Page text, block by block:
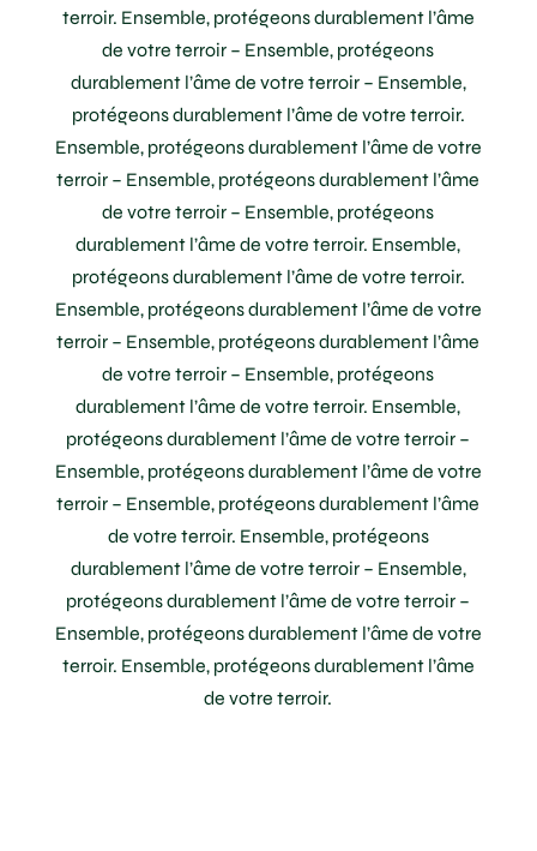
terroir. Ensemble, protégeons durablement l’âme
de votre terroir – Ensemble, protégeons
durablement l’âme de votre terroir – Ensemble,
protégeons durablement l’âme de votre terroir.
Ensemble, protégeons durablement l’âme de votre
terroir – Ensemble, protégeons durablement l’âme
de votre terroir – Ensemble, protégeons
durablement l’âme de votre terroir. Ensemble,
protégeons durablement l’âme de votre terroir.
Ensemble, protégeons durablement l’âme de votre
terroir – Ensemble, protégeons durablement l’âme
de votre terroir – Ensemble, protégeons
durablement l’âme de votre terroir. Ensemble,
protégeons durablement l’âme de votre terroir –
Ensemble, protégeons durablement l’âme de votre
terroir – Ensemble, protégeons durablement l’âme
de votre terroir. Ensemble, protégeons
durablement l’âme de votre terroir – Ensemble,
protégeons durablement l’âme de votre terroir –
Ensemble, protégeons durablement l’âme de votre
terroir. Ensemble, protégeons durablement l’âme
de votre terroir.